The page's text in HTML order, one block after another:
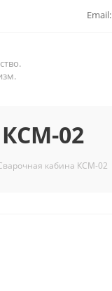
Email:
02
кабина КСМ-02